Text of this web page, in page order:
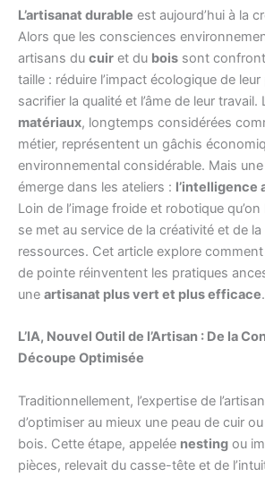
L’artisanat durable est aujourd’hui à la
Alors que les consciences
artisans du cuir et du bois sont
taille : réduire l’impact écologique de
sacrifier la qualité et l’âme de leur travail.
matériaux, longtemps considérées
métier, représentent un gâchis
environnemental considérable. Mais
émerge dans les ateliers : l’intelligence
Loin de l’image froide et robotique
se met au service de la créativité et de
ressources. Cet article explore
de pointe réinventent les pratiques
une artisanat plus vert et plus efficace.
L’IA, Nouvel Outil de l’Artisan : De la
Découpe Optimisée
Traditionnellement, l’expertise de
d’optimiser au mieux une peau de cuir
bois. Cette étape, appelée nesting ou
pièces, relevait du casse-tête et de